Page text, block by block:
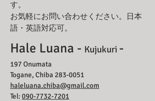
す。
​お気軽にお問い合わせください。日本
語・英語対応可。
Hale Luana - Kujukuri -
197 Onumata
Togane, Chiba 283-0051
haleluana.chiba@gmail.com
Tel: 090-7732-7201